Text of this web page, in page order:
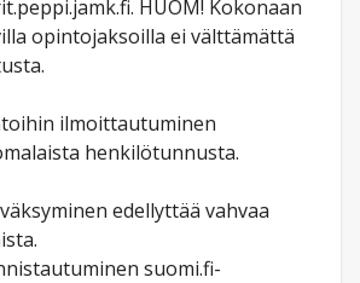
HUOM! Kokonaan
opintojaksoilla ei välttämättä
ilmoittautuminen
henkilötunnusta.
edellyttää vahvaa
suomi.fi-